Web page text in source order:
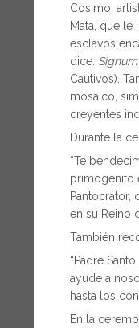
Cosimo,
Mata, que
esclavos
dice:
Cautivos).
mosaico,
creyentes
Durante la
“Te
primogénito
Pantocrátor,
en su Reino
También
“Padre
ayude a
hasta los
En la